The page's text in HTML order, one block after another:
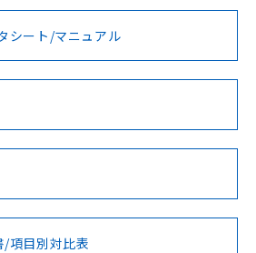
利用いただく前に、以下を必ずお読
・凡例
Cd Cr(VI)
型式承認
ルウェー
BV型式承認
（フランス
KR型式
（韓国
No No
の製品の規格認証/適合状況ページへ
こちらのページからご検索ください
シート/マニュアル
/項目別対比表